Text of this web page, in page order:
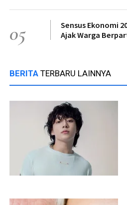
05
Sensus Ekonomi
Ajak Warga
BERITA TERBARU LAINNYA